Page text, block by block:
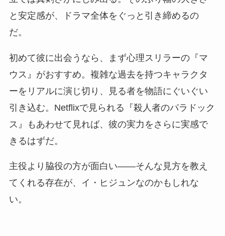
と安定感が、ドラマ全体をぐっと引き締めるの
だ。
初めて彼に出会うなら、まず心理スリラーの『マ
ウス』がおすすめ。複雑な過去を持つキャラクタ
ーをリアルに演じ切り、見る者を物語にぐいぐい
引き込む。Netflixで見られる『殺人者のパラドック
ス』もあわせて見れば、彼の実力をさらに実感で
きるはずだ。
主役より脇役の方が面白い——そんな見方を教え
てくれる存在が、イ・ヒジュンなのかもしれな
い。